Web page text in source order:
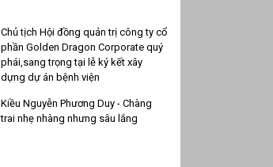
Chủ tịch Hội đồng quản trị công ty cổ
phần Golden Dragon Corporate quý
phái,sang trọng tại lễ ký kết xây
dựng dự án bệnh viện
Kiều Nguyễn Phương Duy - Chàng
trai nhẹ nhàng nhưng sâu lắng